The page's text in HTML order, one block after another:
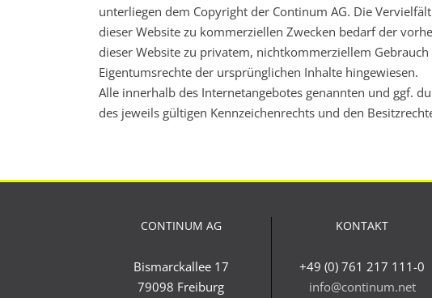
unterliegen dem Copyright der Continum AG. Die
dieser Website zu kommerziellen Zwecken bedarf der
dieser Website zu privatem, nichtkommerziellem
Eigentumsrechte der ursprünglichen Inhalte hingewiesen.
Alle innerhalb des Internetangebotes genannten und ggf.
des jeweils gültigen Kennzeichenrechts und den
CONTINUM AG
Bismarckallee 17
79098 Freiburg
KONTAKT
+49 (0) 761 217 111-0
info@continum.net